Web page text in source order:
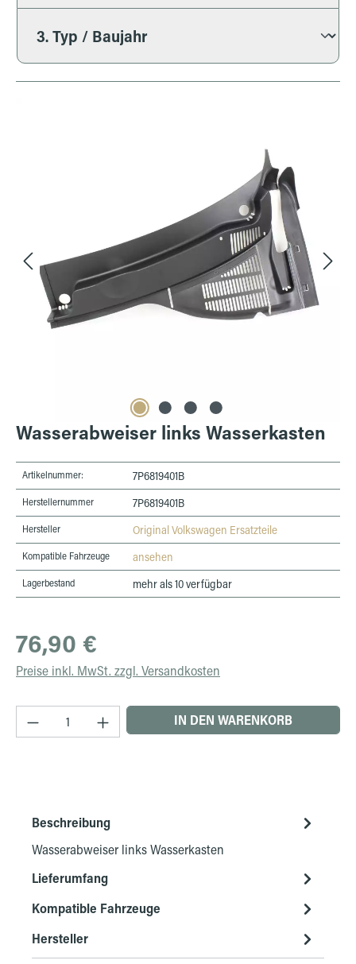
Wasserabweiser links Wasserkasten
Artikelnummer: 7P6819401B
Herstellernummer 7P6819401B
Hersteller Original Volkswagen Ersatzteile
Kompatible Fahrzeuge ansehen
Lagerbestand mehr als 10 verfügbar
Regulärer Preis:
76,90 €
Preise inkl. MwSt. zzgl. Versandkosten
Produkt Anzahl: Gib den gewünschten Wert
IN DEN WARENKORB
Beschreibung
Wasserabweiser links Wasserkasten
Lieferumfang
Kompatible Fahrzeuge
Hersteller